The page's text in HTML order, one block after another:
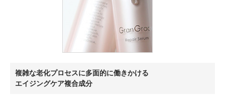
複雑な老化プロセスに多面的に働きかける
エイジングケア複合成分